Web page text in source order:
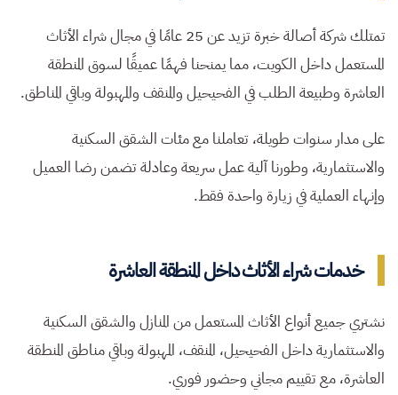
تمتلك شركة أصالة خبرة تزيد عن 25 عامًا في مجال شراء الأثاث
المستعمل داخل الكويت، مما يمنحنا فهمًا عميقًا لسوق المنطقة
العاشرة وطبيعة الطلب في الفحيحيل والمنقف والمهبولة وباقي المناطق.
على مدار سنوات طويلة، تعاملنا مع مئات الشقق السكنية
والاستثمارية، وطورنا آلية عمل سريعة وعادلة تضمن رضا العميل
وإنهاء العملية في زيارة واحدة فقط.
خدمات شراء الأثاث داخل المنطقة العاشرة
نشتري جميع أنواع الأثاث المستعمل من المنازل والشقق السكنية
والاستثمارية داخل الفحيحيل، المنقف، المهبولة وباقي مناطق المنطقة
العاشرة، مع تقييم مجاني وحضور فوري.